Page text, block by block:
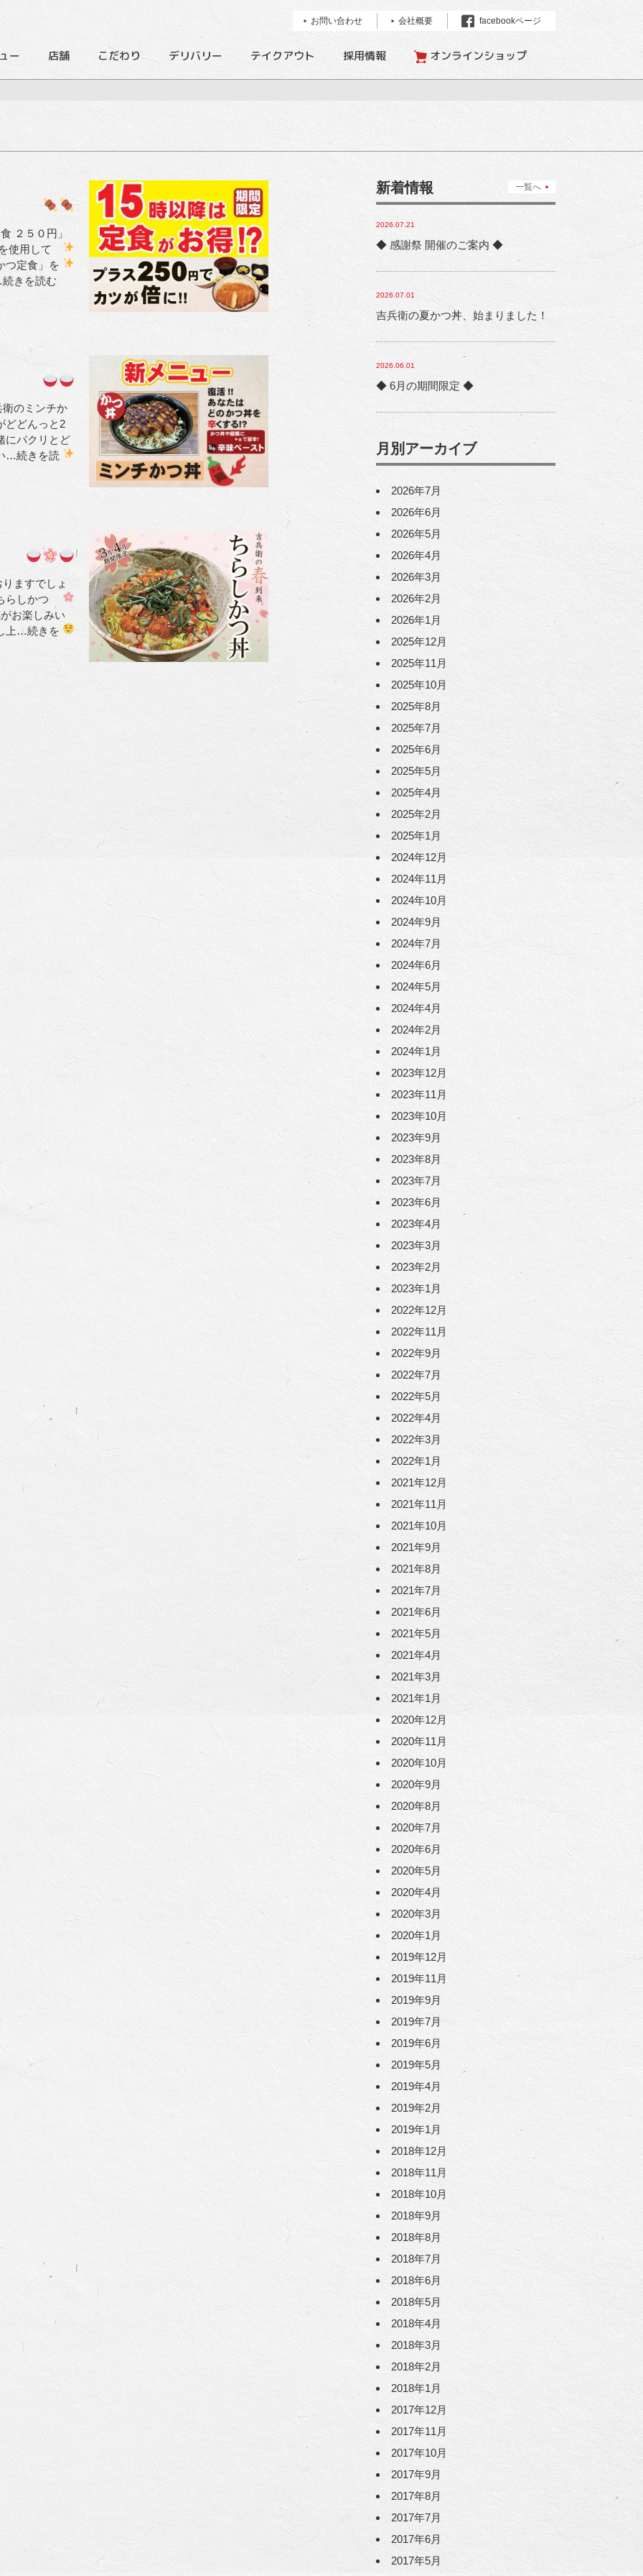
ー 店舗 こだわり デリバリー テイクアウト 採用情報 オンラインショップ
お問い合わせ 会社概要 facebookページ
２５０円」
使用して
つ定食」を
きを読む
のミンチか
どどんっと2
にパクリとど
…続きを読
ますでしょ
らしかつ
お楽しみい
上 …続きを
新着情報 一覧へ
2026.07.21
◆ 感謝祭 開催のご案内 ◆
2026.07.01
吉兵衛の夏かつ丼、始まりました！
2026.06.01
◆ 6月の期間限定 ◆
月別アーカイブ
2026年7月
2026年6月
2026年5月
2026年4月
2026年3月
2026年2月
2026年1月
2025年12月
2025年11月
2025年10月
2025年8月
2025年7月
2025年6月
2025年5月
2025年4月
2025年2月
2025年1月
2024年12月
2024年11月
2024年10月
2024年9月
2024年7月
2024年6月
2024年5月
2024年4月
2024年2月
2024年1月
2023年12月
2023年11月
2023年10月
2023年9月
2023年8月
2023年7月
2023年6月
2023年4月
2023年3月
2023年2月
2023年1月
2022年12月
2022年11月
2022年9月
2022年7月
2022年5月
2022年4月
2022年3月
2022年1月
2021年12月
2021年11月
2021年10月
2021年9月
2021年8月
2021年7月
2021年6月
2021年5月
2021年4月
2021年3月
2021年1月
2020年12月
2020年11月
2020年10月
2020年9月
2020年8月
2020年7月
2020年6月
2020年5月
2020年4月
2020年3月
2020年1月
2019年12月
2019年11月
2019年9月
2019年7月
2019年6月
2019年5月
2019年4月
2019年2月
2019年1月
2018年12月
2018年11月
2018年10月
2018年9月
2018年8月
2018年7月
2018年6月
2018年5月
2018年4月
2018年3月
2018年2月
2018年1月
2017年12月
2017年11月
2017年10月
2017年9月
2017年8月
2017年7月
2017年6月
2017年5月